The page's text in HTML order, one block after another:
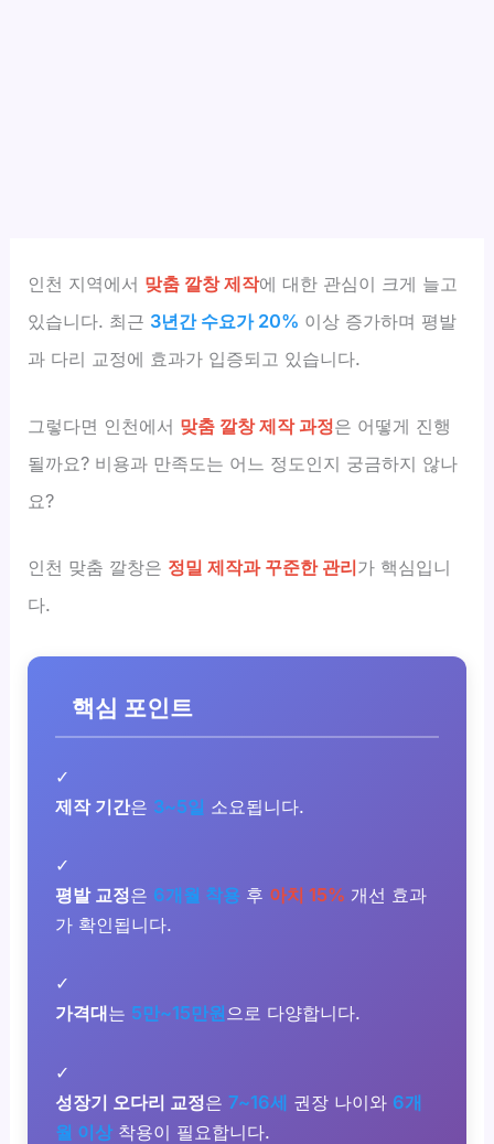
인천 지역에서 맞춤 깔창 제작에 대한 관심이 크게 늘고
있습니다. 최근 3년간 수요가 20% 이상 증가하며 평발
과 다리 교정에 효과가 입증되고 있습니다.
그렇다면 인천에서 맞춤 깔창 제작 과정은 어떻게 진행
될까요? 비용과 만족도는 어느 정도인지 궁금하지 않나
요?
인천 맞춤 깔창은 정밀 제작과 꾸준한 관리가 핵심입니
다.
핵심 포인트
✓
제작 기간은 3~5일 소요됩니다.
✓
평발 교정은 6개월 착용 후 아치 15% 개선 효과
가 확인됩니다.
✓
가격대는 5만~15만원으로 다양합니다.
✓
성장기 오다리 교정은7~16세 권장 나이와 6개
월 이상 착용이 필요합니다.